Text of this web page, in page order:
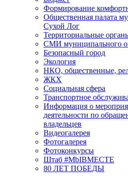
Формирование
Общественная палата
Сухой Лог
Территориальные
СМИ муниципального
Безопасный город
Экология
НКО, общественные,
ЖКХ
Социальная сфера
Транспортное
Информация о
деятельности по
владельцев
Видеогалерея
Фотогалерея
Фотоконкурсы
Штаб #MbIBMECTE
80 ЛЕТ ПОБЕДЫ